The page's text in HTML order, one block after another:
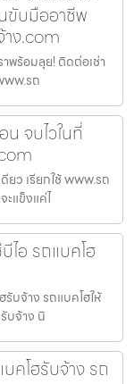
ขับมืออาชีพ
ง.com
พร้อมลุย! ติดต่อเช่า
รถ
จบไวในที่
ว เรียกใช้ www.รถ
แข็งแค่ไ
ไอ รถแบคโฮ
บจ้าง รถแบคโฮให้
บจ้าง นิ
คโฮรับจ้าง รถ